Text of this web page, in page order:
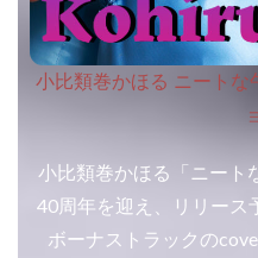
小比類巻かほる ニートな
小比類巻かほる「ニート
40周年を迎え、リリース
ボーナストラックの